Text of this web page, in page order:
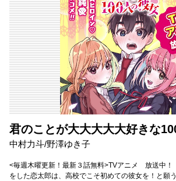
君のことが大大大大大好きな
中村力斗/野澤ゆき子
<毎週木曜更新！最新３話無料>TVアニメ 放送中
をした恋太郎は、高校でこそ初めての彼女を！と願